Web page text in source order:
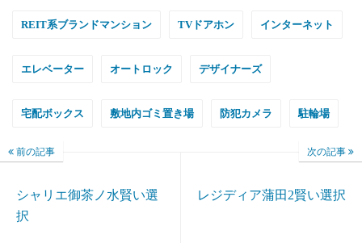
REIT系ブランドマンション TVドアホン インターネット
エレベーター オートロック デザイナーズ
宅配ボックス 敷地内ゴミ置き場 防犯カメラ 駐輪場
前の記事
シャリエ御茶ノ水賢い選
択
次の記事
レジディア蒲田2賢い選択